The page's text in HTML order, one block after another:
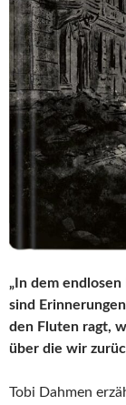
„In dem
sind
den Fluten ragt,
über die wir
Tobi Dahmen